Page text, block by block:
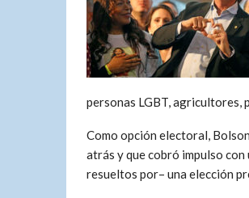
personas LGBT, agricultores,
Como opción electoral,
atrás y que cobró impulso
resueltos por– una elección